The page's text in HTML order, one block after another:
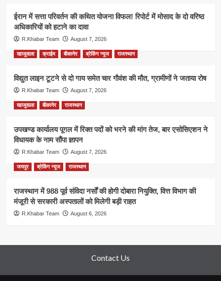
ईरान में सत्ता परिवर्तन की कथित योजना विफल! रिपोर्ट में मोसाद के दो वरिष्ठ
अधिकारियों को हटाने का दावा
R.Khabar Team August 7, 2026
खाजूवाला क्राईम बीकानेर ब्रेकिंग न्यूज राजस्थान
विद्युत लाइन टूटने से दो गाय समेत चार गौवंश की मौत, ग्रामीणों ने जताया रोष
R.Khabar Team August 7, 2026
खाजूवाला बीकानेर राजस्थान
उपखण्ड कार्यालय पूगल में रिक्त पदों को भरने की मांग तेज, बार एसोसिएशन ने
विधायक के नाम सौंपा ज्ञापन
R.Khabar Team August 7, 2026
जयपुर ब्रेकिंग न्यूज राजस्थान
राजस्थान में 988 पूर्व संविदा नर्सों की होगी दोबारा नियुक्ति, वित्त विभाग की
मंजूरी से सरकारी अस्पतालों को मिलेगी बड़ी राहत
R.Khabar Team August 6, 2026
Contact Us